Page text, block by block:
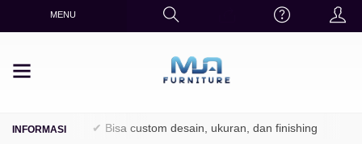
MENU
Perhutani) ✔ Bisa custom desain, ukuran, dan finishing